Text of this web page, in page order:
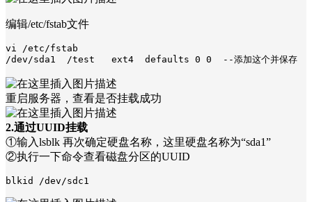
编辑/etc/fstab文件
vi /etc/fstab
/dev/sda1  /test   ext4  defaults 0 0  --添加这个并保存
重启服务器，查看是否挂载成功
2.通过UUID挂载
①输入lsblk 再次确定硬盘名称，这里硬盘名称为“sda1”
②执行一下命令查看磁盘分区的UUID
blkid /dev/sdc1